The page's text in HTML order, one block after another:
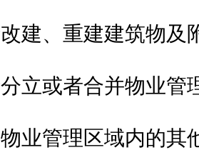
改建、重建建筑物及
分立或者合并物业管
物业管理区域内的